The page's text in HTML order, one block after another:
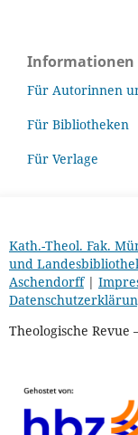
Informationen
Für Autorinnen
Für Bibliotheken
Für Verlage
Kath.-Theol. Fak.
und
Aschendorff|
Theologische Revue